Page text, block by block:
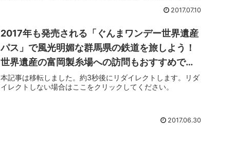
2017.07.10
2017年も発売される「ぐんまワンデー世界遺産
パス」で風光明媚な群馬県の鉄道を旅しよう！
世界遺産の富岡製糸場への訪問もおすすめで
す！
本記事は移転しました。約3秒後にリダイレクトします。リダ
イレクトしない場合はここをクリックしてください。
2017.06.30